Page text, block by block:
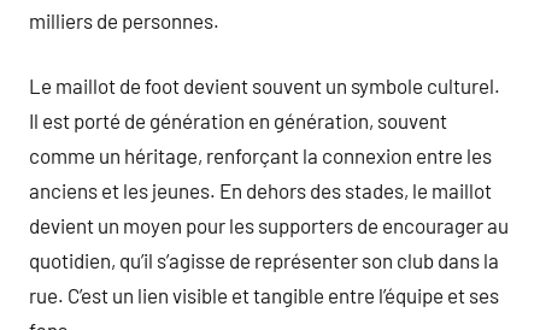
milliers de personnes.
Le maillot de foot devient souvent un symbole culturel.
Il est porté de génération en génération, souvent
comme un héritage, renforçant la connexion entre les
anciens et les jeunes. En dehors des stades, le maillot
devient un moyen pour les supporters de encourager au
quotidien, qu’il s’agisse de représenter son club dans la
rue. C’est un lien visible et tangible entre l’équipe et ses